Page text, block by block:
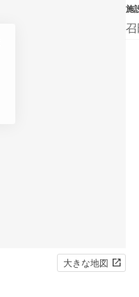
大きな地図
施